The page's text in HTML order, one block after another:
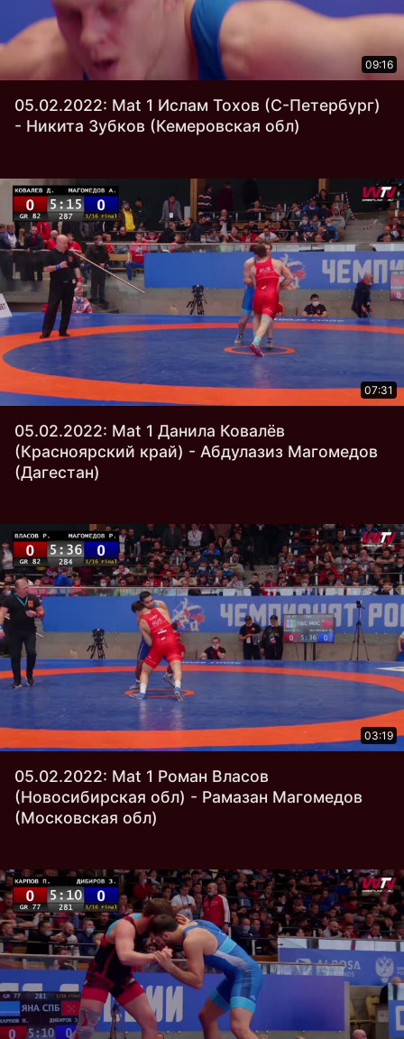
09:16
05.02.2022: Mat 1 Ислам Тохов (С-Петербург)
- Никита Зубков (Кемеровская обл)
07:31
05.02.2022: Mat 1 Данила Ковалёв
(Красноярский край) - Абдулазиз Магомедов
(Дагестан)
03:19
05.02.2022: Mat 1 Роман Власов
(Новосибирская обл) - Рамазан Магомедов
(Московская обл)